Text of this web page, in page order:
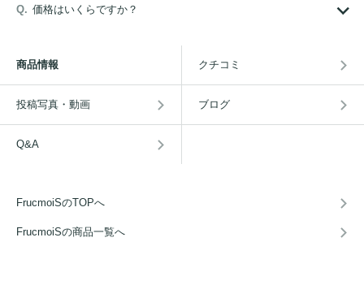
価格はいくらですか？
商品情報 クチコミ
投稿写真・動画 ブログ
Q&A
FrucmoiSのTOPへ
FrucmoiSの商品一覧へ